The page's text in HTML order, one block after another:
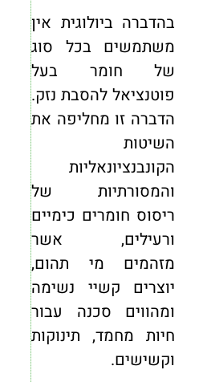
בהדברה ביולוגית אין
משתמשים בכל סוג
של חומר בעל
פוטנציאל להסבת נזק.
הדברה זו מחליפה את
השיטות
הקונבנציונאליות
והמסורתיות של
ריסוס חומרים כימיים
ורעילים, אשר
מזהמים מי תהום,
יוצרים קשיי נשימה
ומהווים סכנה עבור
חיות מחמד, תינוקות
וקשישים.